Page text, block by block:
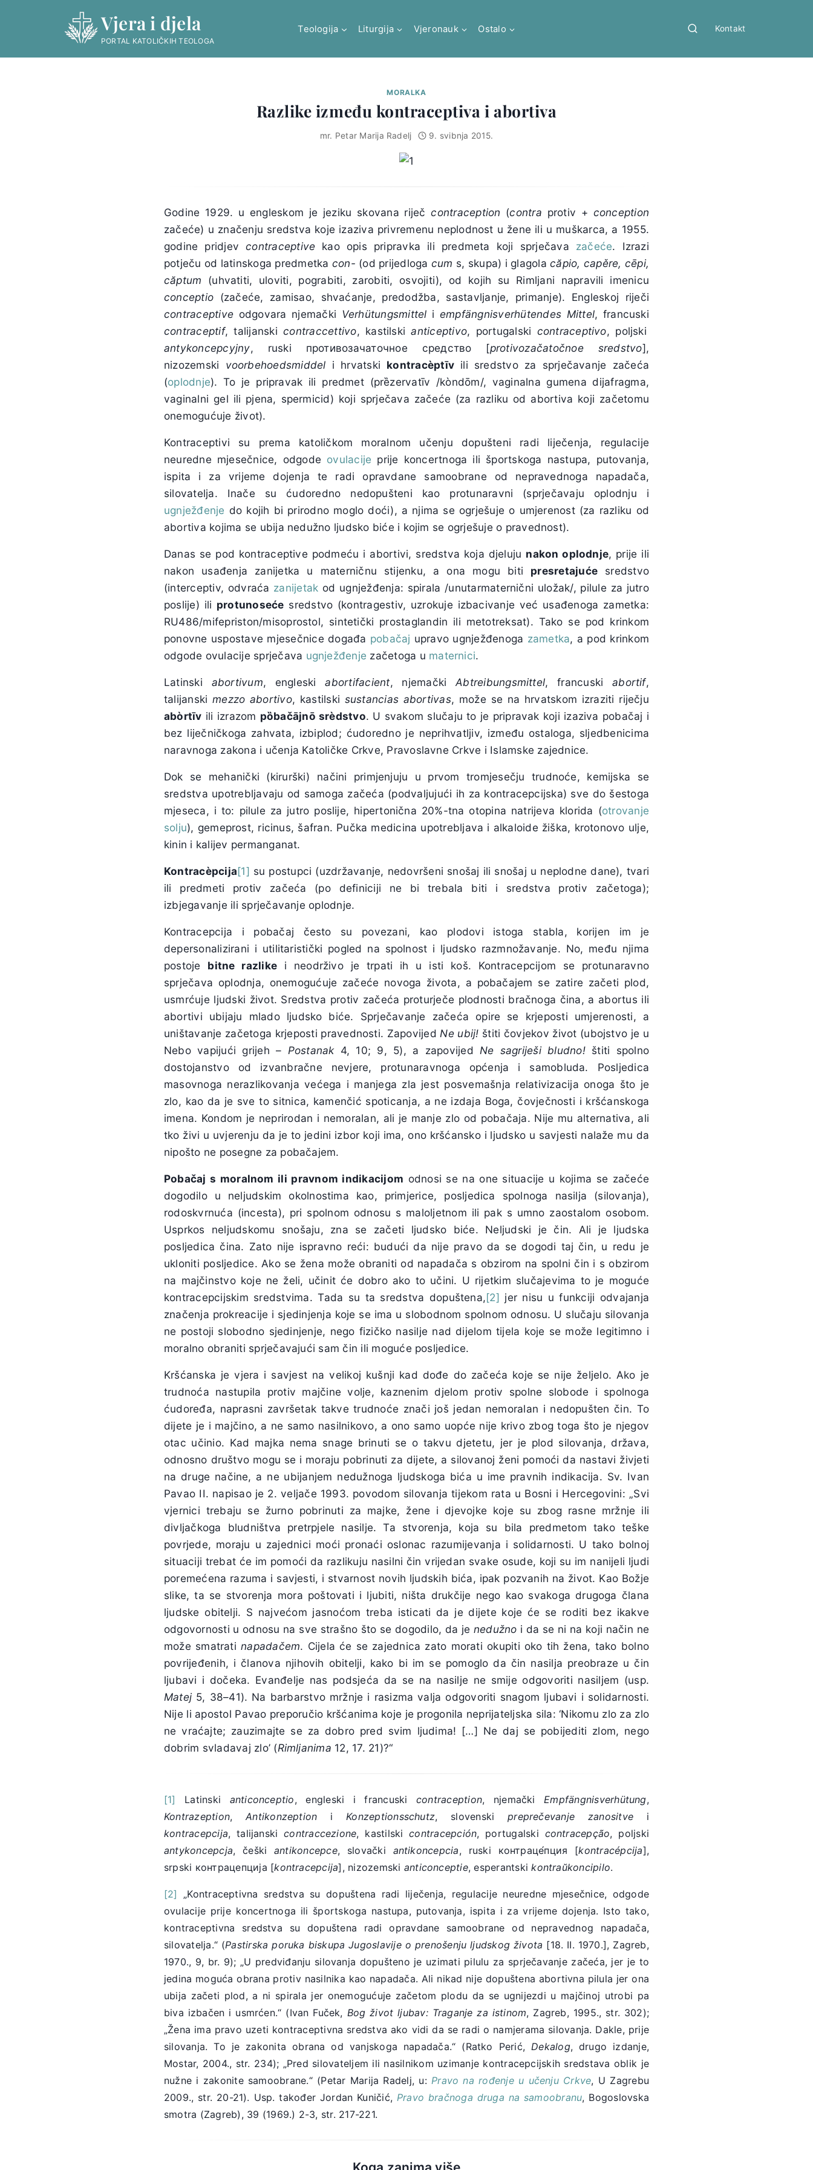
Vjera i djela
PORTAL KATOLIČKIH TEOLOGA
Teologija Liturgija Vjeronauk Ostalo Kontakt
MORALKA
Razlike između kontraceptiva i abortiva
mr. Petar Marija Radelj 9. svibnja 2015.
Godine 1929. u engleskom je jeziku skovana riječcontraception (contra protiv + conception
začeće) u značenju sredstva koje izaziva privremenu neplodnost u žene ili u muškarca, a 1955.
godine pridjevcontraceptive kao opis pripravka ili predmeta koji sprječava začeće. Izrazi
potječu od latinskoga predmetka con- (od prijedloga cum s, skupa) i glagolacăpio, capěre, cēpi,
căptum (uhvatiti, uloviti, pograbiti, zarobiti, osvojiti), od kojih su Rimljani napravili imenicu
conceptio (začeće, zamisao, shvaćanje, predodžba, sastavljanje, primanje). Engleskoj riječi
contraceptive odgovara njemački Verhütungsmittel i empfängnisverhütendes Mittel, francuski
contraceptif, talijanskicontraccettivo, kastilskianticeptivo, portugalski contraceptivo, poljski
antykoncepcyjny, ruski противозачаточное средство [protivozačatočnoe sredstvo],
nizozemski voorbehoedsmiddel i hrvatski kontracèptīv ili sredstvo za sprječavanje začeća
(oplodnje). To je pripravak ili predmet (prȅzervatīv /kòndōm/, vaginalna gumena dijafragma,
vaginalni gel ili pjena, spermicid) koji sprječava začeće (za razliku od abortiva koji začetomu
onemogućuje život).
Kontraceptivi su prema katoličkom moralnom učenju dopušteni radi liječenja, regulacije
neuredne mjesečnice, odgode ovulacije prije koncertnoga ili športskoga nastupa, putovanja,
ispita i za vrijeme dojenja te radi opravdane samoobrane od nepravednoga napadača,
silovatelja. Inače su ćudoredno nedopušteni kao protunaravni (sprječavaju oplodnju i
ugnježđenje do kojih bi prirodno moglo doći), a njima se ogrješuje o umjerenost (za razliku od
abortiva kojima se ubija nedužno ljudsko biće i kojim se ogrješuje o pravednost).
Danas se pod kontraceptive podmeću i abortivi, sredstva koja djeluju nakon oplodnje, prije ili
nakon usađenja zanijetka u materničnu stijenku, a ona mogu biti presretajuće sredstvo
(interceptiv, odvraća zanijetak od ugnježđenja: spirala /unutarmaternični uložak/, pilule za jutro
poslije) ili protunoseće sredstvo (kontragestiv, uzrokuje izbacivanje već usađenoga zametka:
RU486/mifepriston/misoprostol, sintetički prostaglandin ili metotreksat). Tako se pod krinkom
ponovne uspostave mjesečnice događa pobačaj upravo ugnježđenoga zametka, a pod krinkom
odgode ovulacije sprječava ugnježđenje začetoga u maternici.
Latinski abortivum, engleskiabortifacient, njemačkiAbtreibungsmittel, francuskiabortif,
talijanskimezzo abortivo, kastilski sustancias abortivas, može se na hrvatskom izraziti riječju
abòrtīv ili izrazom pȍbačājnō srèdstvo. U svakom slučaju to je pripravak koji izaziva pobačaj i
bez liječničkoga zahvata, izbiplod; ćudoredno je neprihvatljiv, između ostaloga, sljedbenicima
naravnoga zakona i učenja Katoličke Crkve, Pravoslavne Crkve i Islamske zajednice.
Dok se mehanički (kirurški) načini primjenjuju u prvom tromjesečju trudnoće, kemijska se
sredstva upotrebljavaju od samoga začeća (podvaljujući ih za kontracepcijska) sve do šestoga
mjeseca, i to: pilule za jutro poslije, hipertonična 20%-tna otopina natrijeva klorida (otrovanje
solju), gemeprost, ricinus, šafran. Pučka medicina upotrebljava i alkaloide žiška, krotonovo ulje,
kinin i kalijev permanganat.
Kontracèpcija[1] su postupci (uzdržavanje, nedovršeni snošaj ili snošaj u neplodne dane), tvari
ili predmeti protiv začeća (po definiciji ne bi trebala biti i sredstva protiv začetoga);
izbjegavanje ili sprječavanje oplodnje.
Kontracepcija i pobačaj često su povezani, kao plodovi istoga stabla, korijen im je
depersonalizirani i utilitaristički pogled na spolnost i ljudsko razmnožavanje. No, među njima
postoje bitne razlike i neodrživo je trpati ih u isti koš. Kontracepcijom se protunaravno
sprječava oplodnja, onemogućuje začeće novoga života, a pobačajem se zatire začeti plod,
usmrćuje ljudski život. Sredstva protiv začeća proturječe plodnosti bračnoga čina, a abortus ili
abortivi ubijaju mlado ljudsko biće. Sprječavanje začeća opire se krjeposti umjerenosti, a
uništavanje začetoga krjeposti pravednosti. Zapovijed Ne ubij! štiti čovjekov život (ubojstvo je u
Nebo vapijući grijeh – Postanak4, 10; 9, 5), a zapovijed Ne sagriješi bludno!štiti spolno
dostojanstvo od izvanbračne nevjere, protunaravnoga općenja i samobluda. Posljedica
masovnoga nerazlikovanja većega i manjega zla jest posvemašnja relativizacija onoga što je
zlo, kao da je sve to sitnica, kamenčić spoticanja, a ne izdaja Boga, čovječnosti i kršćanskoga
imena. Kondom je neprirodan i nemoralan, ali je manje zlo od pobačaja. Nije mu alternativa, ali
tko živi u uvjerenju da je to jedini izbor koji ima, ono kršćansko i ljudsko u savjesti nalaže mu da
nipošto ne posegne za pobačajem.
Pobačaj s moralnom ili pravnom indikacijom odnosi se na one situacije u kojima se začeće
dogodilo u neljudskim okolnostima kao, primjerice, posljedica spolnoga nasilja (silovanja),
rodoskvrnuća (incesta), pri spolnom odnosu s maloljetnom ili pak s umno zaostalom osobom.
Usprkos neljudskomu snošaju, zna se začeti ljudsko biće. Neljudski je čin. Ali je ljudska
posljedica čina. Zato nije ispravno reći: budući da nije pravo da se dogodi taj čin, u redu je
ukloniti posljedice. Ako se žena može obraniti od napadača s obzirom na spolni čin i s obzirom
na majčinstvo koje ne želi, učinit će dobro ako to učini. U rijetkim slučajevima to je moguće
kontracepcijskim sredstvima. Tada su ta sredstva dopuštena,[2] jer nisu u funkciji odvajanja
značenja prokreacije i sjedinjenja koje se ima u slobodnom spolnom odnosu. U slučaju silovanja
ne postoji slobodno sjedinjenje, nego fizičko nasilje nad dijelom tijela koje se može legitimno i
moralno obraniti sprječavajući sam čin ili moguće posljedice.
Kršćanska je vjera i savjest na velikoj kušnji kad dođe do začeća koje se nije željelo. Ako je
trudnoća nastupila protiv majčine volje, kaznenim djelom protiv spolne slobode i spolnoga
ćudoređa, naprasni završetak takve trudnoće znači još jedan nemoralan i nedopušten čin. To
dijete je i majčino, a ne samo nasilnikovo, a ono samo uopće nije krivo zbog toga što je njegov
otac učinio. Kad majka nema snage brinuti se o takvu djetetu, jer je plod silovanja, država,
odnosno društvo mogu se i moraju pobrinuti za dijete, a silovanoj ženi pomoći da nastavi živjeti
na druge načine, a ne ubijanjem nedužnoga ljudskoga bića u ime pravnih indikacija. Sv. Ivan
Pavao II. napisao je 2. veljače 1993. povodom silovanja tijekom rata u Bosni i Hercegovini: „Svi
vjernici trebaju se žurno pobrinuti za majke, žene i djevojke koje su zbog rasne mržnje ili
divljačkoga bludništva pretrpjele nasilje. Ta stvorenja, koja su bila predmetom tako teške
povrjede, moraju u zajednici moći pronaći oslonac razumijevanja i solidarnosti. U tako bolnoj
situaciji trebat će im pomoći da razlikuju nasilni čin vrijedan svake osude, koji su im nanijeli ljudi
poremećena razuma i savjesti, i stvarnost novih ljudskih bića, ipak pozvanih na život. Kao Božje
slike, ta se stvorenja mora poštovati i ljubiti, ništa drukčije nego kao svakoga drugoga člana
ljudske obitelji. S najvećom jasnoćom treba isticati da je dijete koje će se roditi bez ikakve
odgovornosti u odnosu na sve strašno što se dogodilo, da je nedužno i da se ni na koji način ne
može smatratinapadačem. Cijela će se zajednica zato morati okupiti oko tih žena, tako bolno
povrijeđenih, i članova njihovih obitelji, kako bi im se pomoglo da čin nasilja preobraze u čin
ljubavi i dočeka. Evanđelje nas podsjeća da se na nasilje ne smije odgovoriti nasiljem (usp.
Matej 5, 38–41). Na barbarstvo mržnje i rasizma valja odgovoriti snagom ljubavi i solidarnosti.
Nije li apostol Pavao preporučio kršćanima koje je progonila neprijateljska sila: ‘Nikomu zlo za zlo
ne vraćajte; zauzimajte se za dobro pred svim ljudima! […] Ne daj se pobijediti zlom, nego
dobrim svladavaj zlo’ (Rimljanima 12, 17. 21)?“
[1] Latinski anticonceptio, engleski i francuski contraception, njemački Empfängnisverhütung,
Kontrazeption,Antikonzeption i Konzeptionsschutz, slovenskipreprečevanje zanositve i
kontracepcija, talijanskicontraccezione, kastilskicontracepción, portugalski contracepção, poljski
antykoncepcja, češkiantikoncepce, slovački antikoncepcia, ruski контраце́пция [kontracépcija],
srpski контрацепција [kontracepcija], nizozemski anticonceptie, esperantskikontraŭkoncipilo.
[2]
„Kontraceptivna sredstva su dopuštena radi liječenja, regulacije neuredne mjesečnice, odgode
ovulacije prije koncertnoga ili športskoga nastupa, putovanja, ispita i za vrijeme dojenja. Isto tako,
kontraceptivna sredstva su dopuštena radi opravdane samoobrane od nepravednog napadača,
silovatelja.“ (Pastirska poruka biskupa Jugoslavije o prenošenju ljudskog života [18. II. 1970.], Zagreb,
1970., 9, br. 9); „U predviđanju silovanja dopušteno je uzimati pilulu za sprječavanje začeća, jer je to
jedina moguća obrana protiv nasilnika kao napadača. Ali nikad nije dopuštena abortivna pilula jer ona
ubija začeti plod, a ni spirala jer onemogućuje začetom plodu da se ugnijezdi u majčinoj utrobi pa
biva izbačen i usmrćen.“ (Ivan Fuček, Bog život ljubav: Traganje za istinom, Zagreb, 1995., str. 302);
„Žena ima pravo uzeti kontraceptivna sredstva ako vidi da se radi o namjerama silovanja. Dakle, prije
silovanja. To je zakonita obrana od vanjskoga napadača.“ (Ratko Perić, Dekalog, drugo izdanje,
Mostar, 2004., str. 234); „Pred silovateljem ili nasilnikom uzimanje kontracepcijskih sredstava oblik je
nužne i zakonite samoobrane.“ (Petar Marija Radelj, u: Pravo na rođenje u učenju Crkve, U Zagrebu
2009., str. 20-21). Usp. također Jordan Kuničić, Pravo bračnoga druga na samoobranu, Bogoslovska
smotra (Zagreb), 39 (1969.) 2-3, str. 217-221.